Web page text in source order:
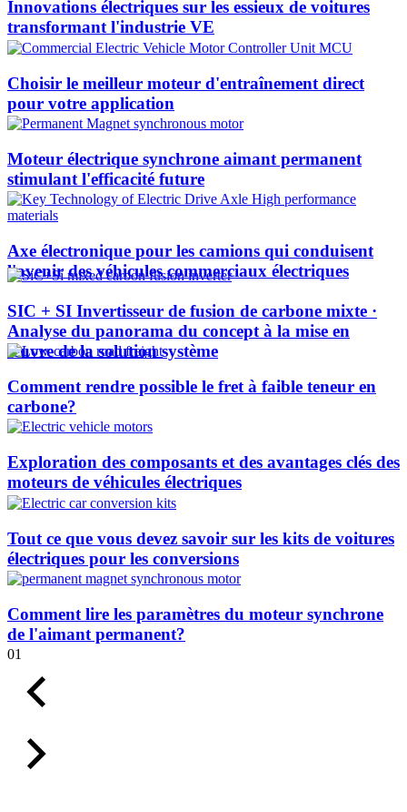
Innovations électriques sur les essieux de voitures
transformant l'industrie VE
Choisir le meilleur moteur d'entraînement direct
pour votre application
Moteur électrique synchrone aimant permanent
stimulant l'efficacité future
Axe électronique pour les camions qui conduisent
l'avenir des véhicules commerciaux électriques
SIC + SI Invertisseur de fusion de carbone mixte ·
Analyse du panorama du concept à la mise en
œuvre de la solution système
Comment rendre possible le fret à faible teneur en
carbone?
Exploration des composants et des avantages clés des
moteurs de véhicules électriques
Tout ce que vous devez savoir sur les kits de voitures
électriques pour les conversions
Comment lire les paramètres du moteur synchrone
de l'aimant permanent?
01